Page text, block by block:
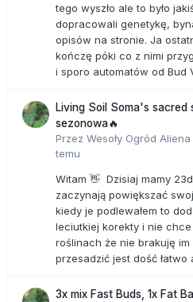
tego wyszło ale to było
dopracowali genetykę,
opisów na stronie. Ja
kończę póki co z nimi
i sporo automatów od Bud
Living Soil Soma's sacred
sezonowa🔥
Przez Wesoły Ogród Aliena
temu
Witam 👋 Dzisiaj mamy
zaczynają powiększać
kiedy je podlewałem to
leciutkiej korekty i nie
roślinach że nie brakuję
przesadzić jest dość
3x mix Fast Buds, 1x Fat